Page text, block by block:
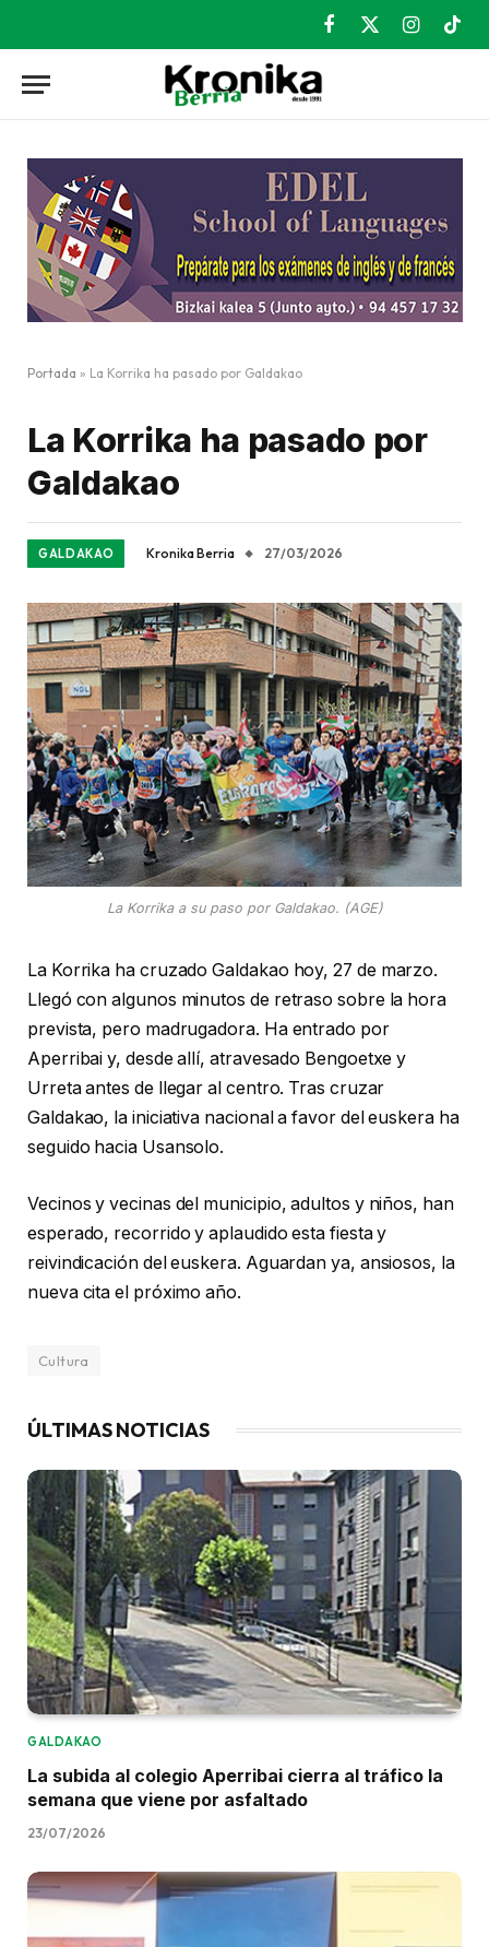
Facebook
X
Instagram
Portada » La Korrika ha pasado por Galdakao
La Korrika ha pasado por
Galdakao
GALDAKAO Kronika Berria 27/03/2026
La Korrika a su paso por Galdakao. (AGE)
La Korrika ha cruzado Galdakao hoy, 27 de marzo.
Llegó con algunos minutos de retraso sobre la hora
prevista, pero madrugadora. Ha entrado por
Aperribai y, desde allí, atravesado Bengoetxe y
Urreta antes de llegar al centro. Tras cruzar
Galdakao, la iniciativa nacional a favor del euskera ha
seguido hacia Usansolo.
Vecinos y vecinas del municipio, adultos y niños, han
esperado, recorrido y aplaudido esta fiesta y
reivindicación del euskera. Aguardan ya, ansiosos, la
nueva cita el próximo año.
Cultura
ÚLTIMAS NOTICIAS
GALDAKAO
La subida al colegio Aperribai cierra al tráfico la
semana que viene por asfaltado
23/07/2026